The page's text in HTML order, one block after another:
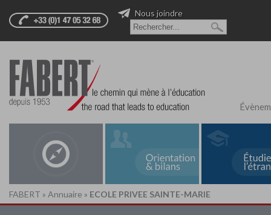
Nous joindre
FABERT » Annuaire » ECOLE PRIVEE SAINTE-MARIE